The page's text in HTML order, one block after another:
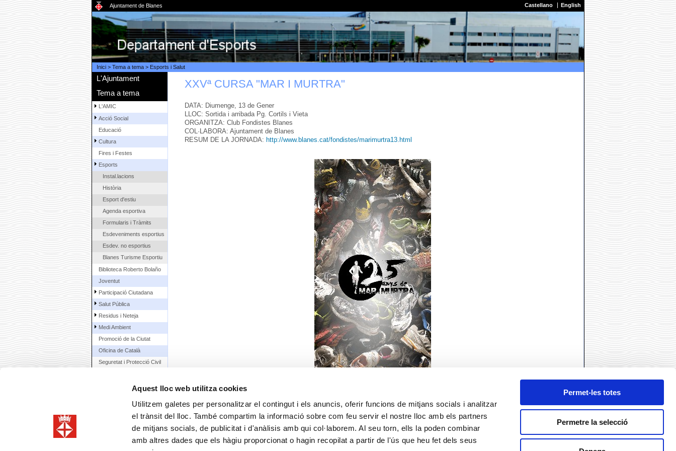
Aquest lloc web utilitza cookies
Utilitzem galetes per personalitzar el contingut i els anuncis, oferir funcions de mitjans socials i analitzar
el trànsit del lloc. També compartim la informació sobre com feu servir el nostre lloc amb els partners
de mitjans socials, de publicitat i d'anàlisis amb qui col·laborem. Al seu torn, ells la poden combinar
amb altres dades que els hàgiu proporcionat o hagin recopilat a partir de l'ús que heu fet dels seus
Permet-les totes
Permetre la selecció
Ajuntament de Blanes Castellano English
Inici> Tema a tema> Esports i Salut
L'Ajuntament
Tema a tema
L'AMIC
Acció Social
Educació
Cultura
Fires i Festes
Esports
Instal.lacions
Història
Esport d'estiu
Agenda esportiva
Formularis i Tràmits
Esdeveniments esportius
Esdev. no esportius
Blanes Turisme Esportiu
Biblioteca Roberto Bolaño
Joventut
Participació Ciutadana
Salut Pública
Residus i Neteja
Medi Ambient
Promoció de la Ciutat
Oficina de Català
Seguretat i Protecció Civil
Àrea Econòmica
Contractació municipal
XXVª CURSA "MAR I MURTRA"
DATA: Diumenge, 13 de Gener
LLOC: Sortida i arribada Pg. Cortils i Vieta
ORGANITZA: Club Fondistes Blanes
COL·LABORA: Ajuntament de Blanes
RESUM DE LA JORNADA: http://www.blanes.cat/fondistes/marimurtra13.html
Comparteix Twitter Email